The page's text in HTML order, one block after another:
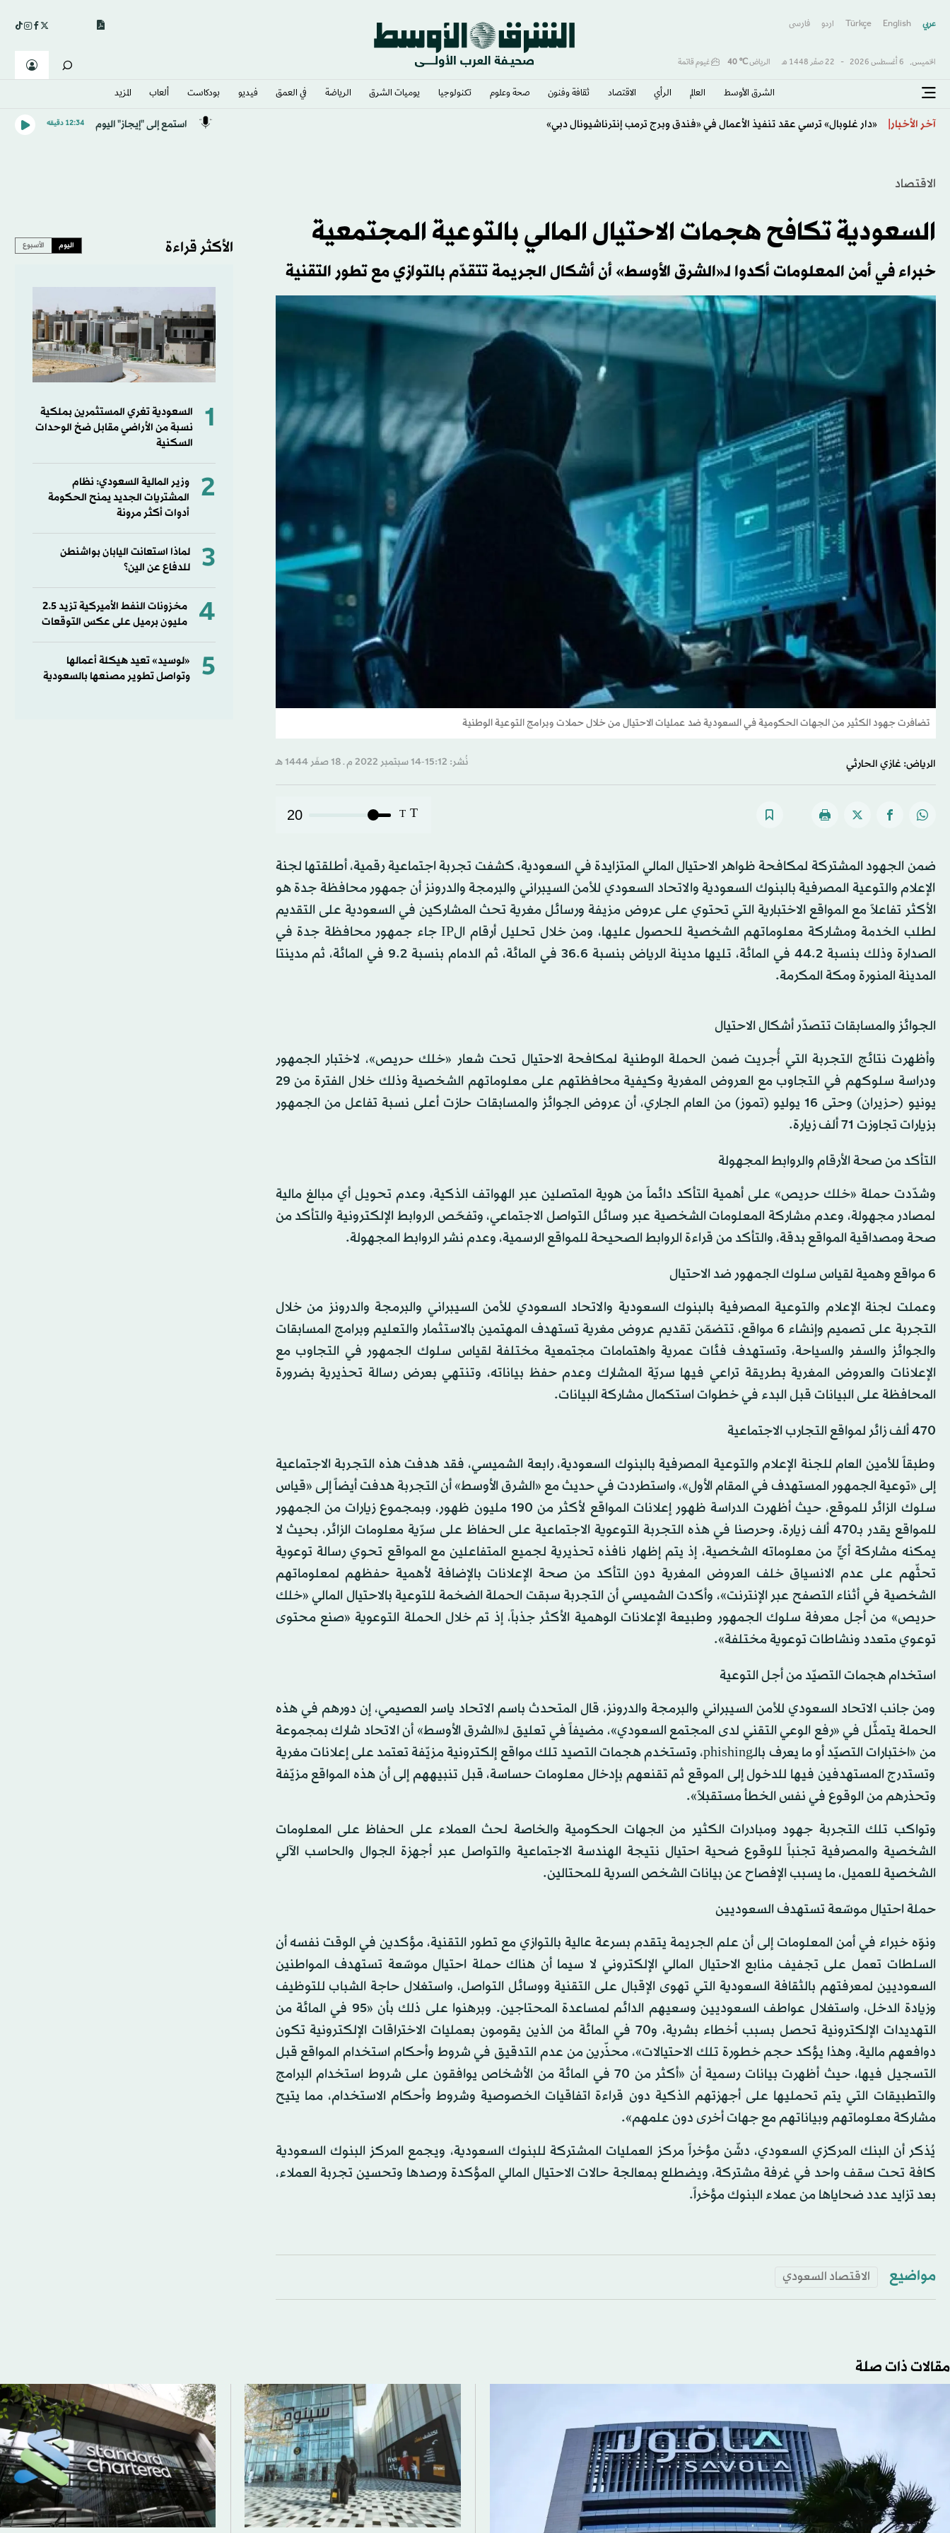
عربي English
Türkçe اردو فارسى
الخميس, 6 أغسطس 2026 - 22 صفَر 1448 هـ الرياض℃
40 غيوم قاتمة
الشرق الأوسط​ العالم الرأي الاقتصاد ثقافة وفنون صحة وعلوم تكنولوجيا يوميات الشرق​ الرياضة في العمق فيديو بودكاست ألعاب المزيد
آخر الأخبار استمع إلى "إيجاز" اليوم 12:34 دقيقه
الاقتصاد
السعودية تكافح هجمات الاحتيال المالي بالتوعية المجتمعية
خبراء في أمن المعلومات أكدوا لـ«الشرق الأوسط» أن أشكال الجريمة تتقدّم بالتوازي مع تطور التقنية
تضافرت جهود الكثير من الجهات الحكومية في السعودية ضد عمليات الاحتيال من خلال حملات وبرامج التوعية الوطنية
الرياض: غازي الحارثي نُشر: 15:12-14 سبتمبر 2022 م ـ 18 صفَر 1444 هـ
T
T
20
ضمن الجهود المشتركة لمكافحة ظواهر الاحتيال المالي المتزايدة في السعودية، كشفت تجربة اجتماعية رقمية، أطلقتها لجنة
الإعلام والتوعية المصرفية بالبنوك السعودية والاتحاد السعودي للأمن السيبراني والبرمجة والدرونز أن جمهور محافظة جدة هو
الأكثر تفاعلاً مع المواقع الاختبارية التي تحتوي على عروض مزيفة ورسائل مغرية تحث المشاركين في السعودية على التقديم
لطلب الخدمة ومشاركة معلوماتهم الشخصية للحصول عليها، ومن خلال تحليل أرقام الIP جاء جمهور محافظة جدة في
الصدارة وذلك بنسبة 44.2 في المائة، تليها مدينة الرياض بنسبة 36.6 في المائة، ثم الدمام بنسبة 9.2 في المائة، ثم مدينتا
المدينة المنورة ومكة المكرمة.
الجوائز والمسابقات تتصدّر أشكال الاحتيال
وأظهرت نتائج التجربة التي أُجريت ضمن الحملة الوطنية لمكافحة الاحتيال تحت شعار «خلك حريص»، لاختبار الجمهور
ودراسة سلوكهم في التجاوب مع العروض المغرية وكيفية محافظتهم على معلوماتهم الشخصية وذلك خلال الفترة من 29
يونيو (حزيران) وحتى 16 يوليو (تموز) من العام الجاري، أن عروض الجوائز والمسابقات حازت أعلى نسبة تفاعل من الجمهور
بزيارات تجاوزت 71 ألف زيارة.
التأكد من صحة الأرقام والروابط المجهولة
وشدّدت حملة «خلك حريص» على أهمية التأكد دائماً من هوية المتصلين عبر الهواتف الذكية، وعدم تحويل أي مبالغ مالية
لمصادر مجهولة، وعدم مشاركة المعلومات الشخصية عبر وسائل التواصل الاجتماعي، وتفحّص الروابط الإلكترونية والتأكد من
صحة ومصداقية المواقع بدقة، والتأكد من قراءة الروابط الصحيحة للمواقع الرسمية، وعدم نشر الروابط المجهولة.
6 مواقع وهمية لقياس سلوك الجمهور ضد الاحتيال
وعملت لجنة الإعلام والتوعية المصرفية بالبنوك السعودية والاتحاد السعودي للأمن السيبراني والبرمجة والدرونز من خلال
التجربة على تصميم وإنشاء 6 مواقع، تتضمّن تقديم عروض مغرية تستهدف المهتمين بالاستثمار والتعليم وبرامج المسابقات
والجوائز والسفر والسياحة، وتستهدف فئات عمرية واهتمامات مجتمعية مختلفة لقياس سلوك الجمهور في التجاوب مع
الإعلانات والعروض المغرية بطريقة تراعي فيها سريّة المشارك وعدم حفظ بياناته، وتنتهي بعرض رسالة تحذيرية بضرورة
المحافظة على البيانات قبل البدء في خطوات استكمال مشاركة البيانات.
470 ألف زائر لمواقع التجارب الاجتماعية
وطبقاً للأمين العام للجنة الإعلام والتوعية المصرفية بالبنوك السعودية، رابعة الشميسي، فقد هدفت هذه التجربة الاجتماعية
إلى «توعية الجمهور المستهدف في المقام الأول»، واستطردت في حديث مع «الشرق الأوسط» أن التجربة هدفت أيضاً إلى «قياس
سلوك الزائر للموقع، حيث أظهرت الدراسة ظهور إعلانات المواقع لأكثر من 190 مليون ظهور، وبمجموع زيارات من الجمهور
للمواقع يقدر بـ470 ألف زيارة، وحرصنا في هذه التجربة التوعوية الاجتماعية على الحفاظ على سرّية معلومات الزائر، بحيث لا
يمكنه مشاركة أيٍّ من معلوماته الشخصية، إذ يتم إظهار نافذه تحذيرية لجميع المتفاعلين مع المواقع تحوي رسالة توعوية
تحثّهم على عدم الانسياق خلف العروض المغرية دون التأكد من صحة الإعلانات بالإضافة لأهمية حفظهم لمعلوماتهم
الشخصية في أثناء التصفح عبر الإنترنت»، وأكدت الشميسي أن التجربة سبقت الحملة الضخمة للتوعية بالاحتيال المالي «خلك
حريص» من أجل معرفة سلوك الجمهور وطبيعة الإعلانات الوهمية الأكثر جذباً، إذ تم خلال الحملة التوعوية «صنع محتوى
توعوي متعدد ونشاطات توعوية مختلفة».
استخدام هجمات التصيّد من أجل التوعية
ومن جانب الاتحاد السعودي للأمن السيبراني والبرمجة والدرونز، قال المتحدث باسم الاتحاد ياسر العصيمي، إن دورهم في هذه
الحملة يتمثّل في «رفع الوعي التقني لدى المجتمع السعودي»، مضيفاً في تعليق لـ«الشرق الأوسط» أن الاتحاد شارك بمجموعة
من «اختبارات التصيّد أو ما يعرف بالـphishing، وتستخدم هجمات التصيد تلك مواقع إلكترونية مزيّفة تعتمد على إعلانات مغرية
وتستدرج المستهدفين فيها للدخول إلى الموقع ثم تقنعهم بإدخال معلومات حساسة، قبل تنبيههم إلى أن هذه المواقع مزيّفة
وتحذرهم من الوقوع في نفس الخطأ مستقبلاً».
وتواكب تلك التجربة جهود ومبادرات الكثير من الجهات الحكومية والخاصة لحث العملاء على الحفاظ على المعلومات
الشخصية والمصرفية تجنباً للوقوع ضحية احتيال نتيجة الهندسة الاجتماعية والتواصل عبر أجهزة الجوال والحاسب الآلي
الشخصية للعميل، ما يسبب الإفصاح عن بيانات الشخص السرية للمحتالين.
حملة احتيال موسّعة تستهدف السعوديين
ونوّه خبراء في أمن المعلومات إلى أن علم الجريمة يتقدم بسرعة عالية بالتوازي مع تطور التقنية، مؤكدين في الوقت نفسه أن
السلطات تعمل على تجفيف منابع الاحتيال المالي الإلكتروني لا سيما أن هناك حملة احتيال موسّعة تستهدف المواطنين
السعوديين لمعرفتهم بالثقافة السعودية التي تهوى الإقبال على التقنية ووسائل التواصل، واستغلال حاجة الشباب للتوظيف
وزيادة الدخل، واستغلال عواطف السعوديين وسعيهم الدائم لمساعدة المحتاجين. وبرهنوا على ذلك بأن «95 في المائة من
التهديدات الإلكترونية تحصل بسبب أخطاء بشرية، و70 في المائة من الذين يقومون بعمليات الاختراقات الإلكترونية تكون
دوافعهم مالية، وهذا يؤكد حجم خطورة تلك الاحتيالات»، محذّرين من عدم التدقيق في شروط وأحكام استخدام المواقع قبل
التسجيل فيها، حيث أظهرت بيانات رسمية أن «أكثر من 70 في المائة من الأشخاص يوافقون على شروط استخدام البرامج
والتطبيقات التي يتم تحمليها على أجهزتهم الذكية دون قراءة اتفاقيات الخصوصية وشروط وأحكام الاستخدام، مما يتيح
مشاركة معلوماتهم وبياناتهم مع جهات أخرى دون علمهم».
يُذكر أن البنك المركزي السعودي، دشّن مؤخراً مركز العمليات المشتركة للبنوك السعودية، ويجمع المركز البنوك السعودية
كافة تحت سقف واحد في غرفة مشتركة، ويضطلع بمعالجة حالات الاحتيال المالي المؤكدة ورصدها وتحسين تجربة العملاء،
بعد تزايد عدد ضحاياها من عملاء البنوك مؤخراً.
مواضيع الاقتصاد السعودي
الأكثر قراءة اليوم الأسبوع
1
السعودية تغري المستثمرين بملكية
نسبة من الأراضي مقابل ضخ الوحدات
السكنية
2
وزير المالية السعودي: نظام
المشتريات الجديد يمنح الحكومة
أدوات أكثر مرونة
3
لماذا استعانت اليابان بواشنطن
للدفاع عن الين؟
4
مخزونات النفط الأميركية تزيد 2.5
مليون برميل على عكس التوقعات
5
«لوسيد» تعيد هيكلة أعمالها
وتواصل تطوير مصنعها بالسعودية
مقالات ذات صلة